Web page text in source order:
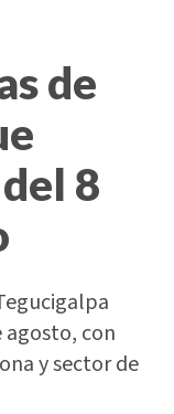
de
8
agosto, con
y sector de